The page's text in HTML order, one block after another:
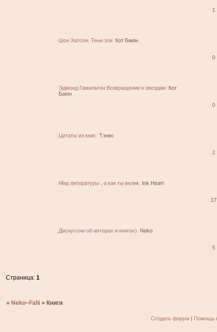
1
Шон Хатсон. Тени зла Кот Баюн
0
Эдмонд Гамильтон Возвращение к звездам
Кот
Баюн
0
Цитаты из книг. Тэнко
2
Мир литературы , о как ты велик Ink Heart
17
Дискуссии об авторах и книгах) Neko
5
Страница:1
» Neko~FaN » Книги
Создать форум | Помощь